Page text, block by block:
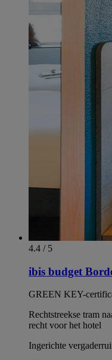
4.4 / 5
ibis budget
GREEN KEY-
Rechtstreekse tram
recht voor het hotel
Ingerichte